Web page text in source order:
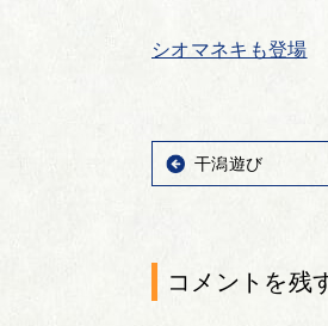
シオマネキも登場
干潟遊び
コメントを残